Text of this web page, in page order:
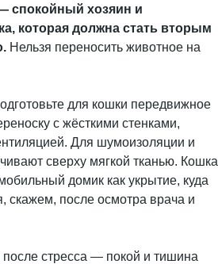
спокойный хозяин и
которая должна стать вторым
Нельзя переносить животное на
для кошки передвижное
с жёсткими стенками,
Для шумоизоляции и
сверху мягкой тканью. Кошка
домик как укрытие, куда
скажем, после осмотра врача и
стресса — покой и тишина